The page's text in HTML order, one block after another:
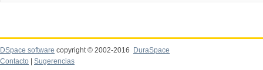
DSpace software copyright © 2002-2016
DuraSpace
Contacto
Sugerencias